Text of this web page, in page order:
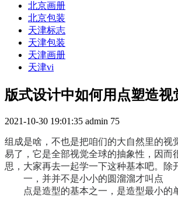
北京画册
北京包装
天津标志
天津包装
天津画册
天津vi
版式设计中如何用点塑造视
2021-10-30 19:01:35 admin 75
组成是啥，不也是把咱们的大自然里的
易了，它是全部视觉全球的抽象性，因
思，大家再去一起学一下这种基本吧。除
一，并并不是小小的圆溜溜才叫点
点是造型的基本之一，是造型最小的单